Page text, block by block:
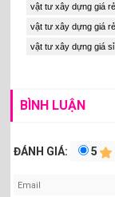
8
vật tư xây dựng giá rẻ
vật tư xây dựng giá
vật tư xây dựng giá sỉ
BÌNH LUẬN
ĐÁNH GIÁ: 5